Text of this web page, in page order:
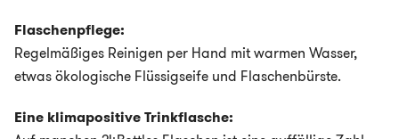
Flaschenpflege:
Regelmäßiges Reinigen per Hand mit warmen Wasser,
etwas ökologische Flüssigseife und Flaschenbürste.
Eine klimapositive Trinkflasche: